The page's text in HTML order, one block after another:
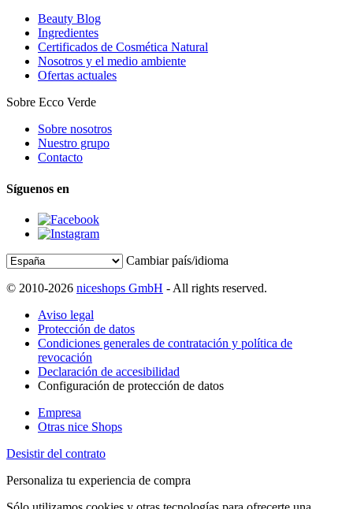
Beauty Blog
Ingredientes
Certificados de Cosmética Natural
Nosotros y el medio ambiente
Ofertas actuales
Sobre Ecco Verde
Sobre nosotros
Nuestro grupo
Contacto
Síguenos en
Cambiar país/idioma
© 2010-2026 niceshops GmbH - All rights reserved.
Aviso legal
Protección de datos
Condiciones generales de contratación y política de
revocación
Declaración de accesibilidad
Configuración de protección de datos
Empresa
Otras nice Shops
Desistir del contrato
Personaliza tu experiencia de compra